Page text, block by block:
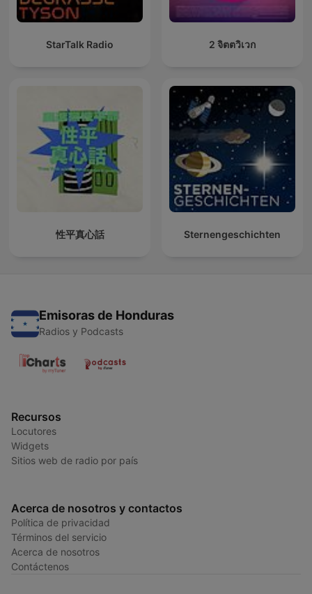
StarTalk Radio 2 จิตตวิเวก
性平真心話 Sternengeschichten
Emisoras de Honduras
Radios y Podcasts
Recursos
Locutores
Widgets
Sitios web de radio por país
Acerca de nosotros y contactos
Política de privacidad
Términos del servicio
Acerca de nosotros
Contáctenos